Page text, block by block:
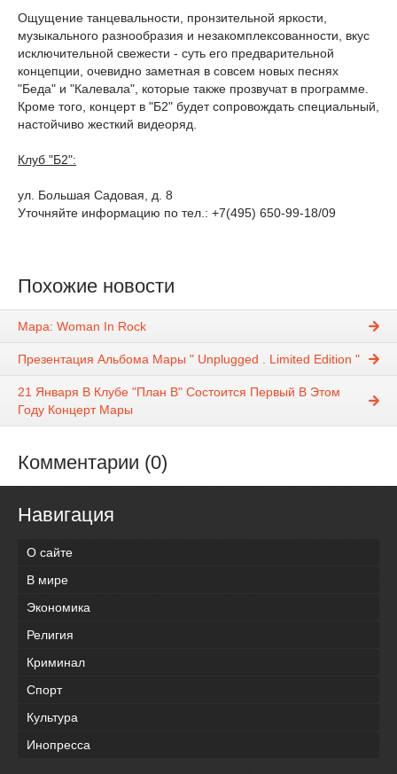
Ощущение танцевальности, пронзительной яркости,
музыкального разнообразия и незакомплексованности, вкус
исключительной свежести - суть его предварительной
концепции, очевидно заметная в совсем новых песнях
"Беда" и "Калевала", которые также прозвучат в программе.
Кроме того, концерт в "Б2" будет сопровождать специальный,
настойчиво жесткий видеоряд.
Клуб "Б2":
ул. Большая Садовая, д. 8
Уточняйте информацию по тел.: +7(495) 650-99-18/09
Похожие новости
Мара: Woman In Rock
Презентация Альбома Мары " Unplugged . Limited Edition "
21 Января В Клубе "План B" Состоится Первый В Этом
Году Концерт Мары
Комментарии (0)
Навигация
О сайте
В мире
Экономика
Религия
Криминал
Спорт
Культура
Инопресса